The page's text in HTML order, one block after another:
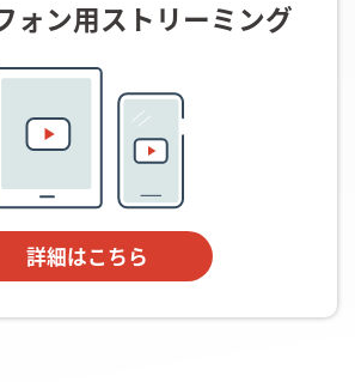
ォン用ストリーミング
詳細はこちら